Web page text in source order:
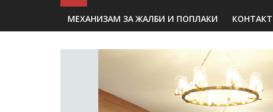
МЕХАНИЗАМ ЗА ЖАЛБИ И ПОПЛАКИ КОНТАКТ